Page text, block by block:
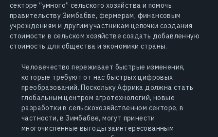
секторе “умного” сельского хозяйства и помочь
правительству Зимбабве, фермерам, финансовым
учреждениям и другим участникам цепочки создания
стоимости в сельском хозяйстве создать добавленную
стоимость для общества и экономики страны.
Человечество переживает быстрые изменения,
которые требуют от нас быстрых цифровых
преобразований. Поскольку Африка должна стать
глобальным центром агротехнологий, новые
разработки в сельскохозяйственном секторе, в
частности, в Зимбабве, могут принести
многочисленные выгоды заинтересованным